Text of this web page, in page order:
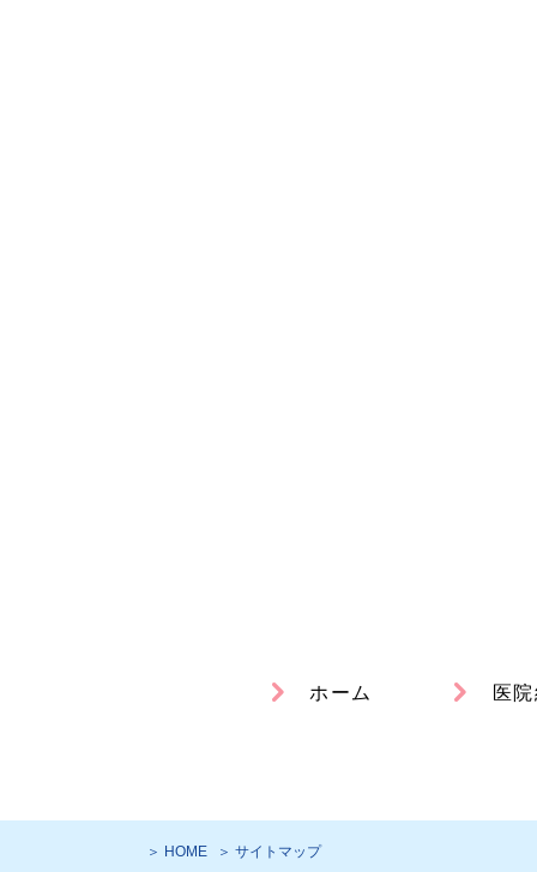
ホーム 医
＞ HOME ＞ サイトマップ